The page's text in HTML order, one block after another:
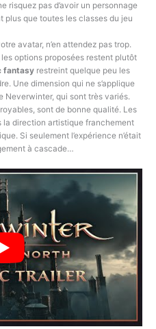
risquez pas d’avoir un personnage
plus que toutes les classes du jeu
avatar, n’en attendez pas trop.
options proposées restent plutôt
fantasy restreint quelque peu les
Une dimension qui ne s’applique
Neverwinter, qui sont très variés.
sont de bonne qualité. Les
la direction artistique franchement
Si seulement l’expérience n’était
à cascade…